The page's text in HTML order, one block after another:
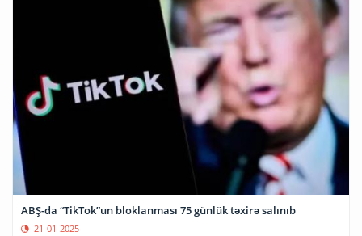
ABŞ-da “TikTok”un bloklanması 75 günlük təxirə salınıb
21-01-2025